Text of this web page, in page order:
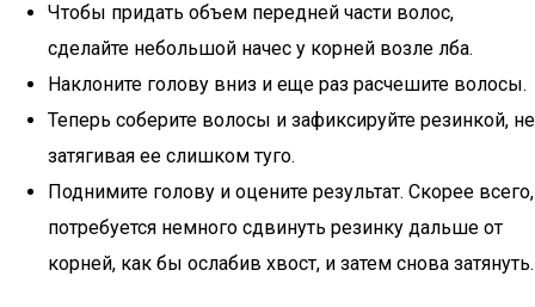
Чтобы придать объем передней части волос,
сделайте небольшой начес у корней возле лба.
Наклоните голову вниз и еще раз расчешите волосы.
Теперь соберите волосы и зафиксируйте резинкой, не
затягивая ее слишком туго.
Поднимите голову и оцените результат. Скорее всего,
потребуется немного сдвинуть резинку дальше от
корней, как бы ослабив хвост, и затем снова затянуть.